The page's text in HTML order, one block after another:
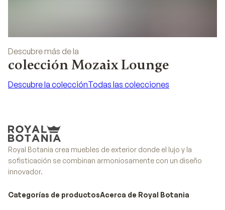
Descubre más de la
colección Mozaix Lounge
Descubre la colecciónTodas las colecciones
Royal Botania crea muebles de exterior donde el lujo y la
sofisticación se combinan armoniosamente con un diseño
innovador.
Categorías de productosAcerca de Royal Botania